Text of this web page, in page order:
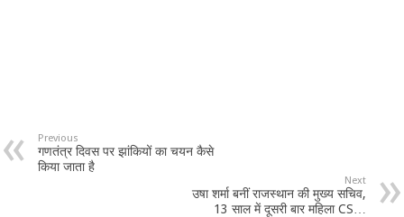
Previous
गणतंत्र दिवस पर झांकियों का चयन कैसे
किया जाता है
Next
उषा शर्मा बनीं राजस्थान की मुख्य सचिव,
13 साल में दूसरी बार महिला CS…